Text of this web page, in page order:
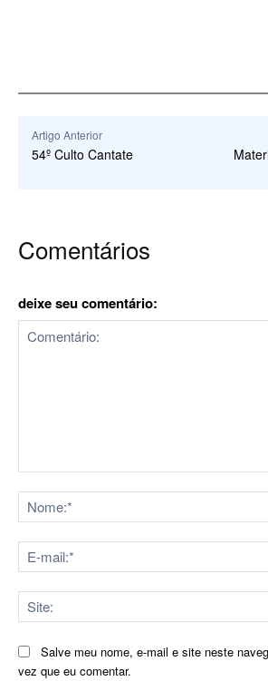
Artigo Anterior
54º Culto Cantate
Comentários
deixe seu comentário:
Salve meu nome, e-mail e site neste
vez que eu comentar.